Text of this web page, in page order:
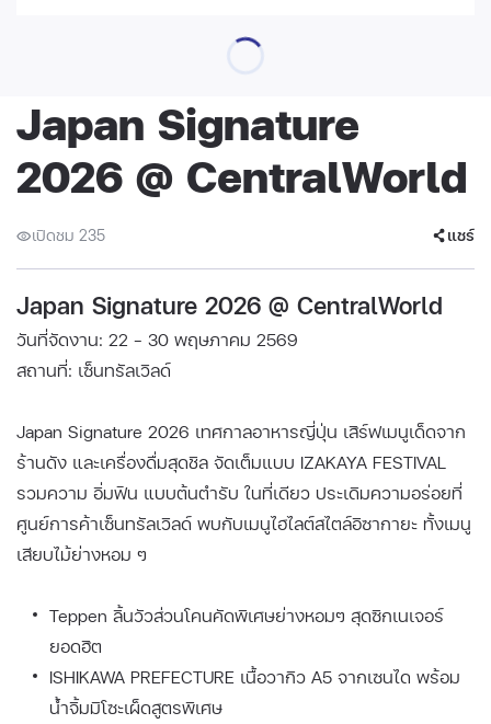
Japan Signature
2026 @ CentralWorld
เปิดชม 235 แชร์
Japan Signature 2026 @ CentralWorld
วันที่จัดงาน: 22 - 30 พฤษภาคม 2569
สถานที่: เซ็นทรัลเวิลด์
Japan Signature 2026 เทศกาลอาหารญี่ปุ่น เสิร์ฟเมนูเด็ดจาก
ร้านดัง และเครื่องดื่มสุดชิล จัดเต็มแบบ IZAKAYA FESTIVAL
รวมความ อิ่มฟิน แบบต้นตำรับ ในที่เดียว ประเดิมความอร่อยที่
ศูนย์การค้าเซ็นทรัลเวิลด์ พบกับเมนูไฮไลต์สไตล์อิซากายะ ทั้งเมนู
เสียบไม้ย่างหอม ๆ
Teppen ลิ้นวัวส่วนโคนคัดพิเศษย่างหอมๆ สุดซิกเนเจอร์
ยอดฮิต
ISHIKAWA PREFECTURE เนื้อวากิว A5 จากเซนได พร้อม
น้ำจิ้มมิโซะเผ็ดสูตรพิเศษ